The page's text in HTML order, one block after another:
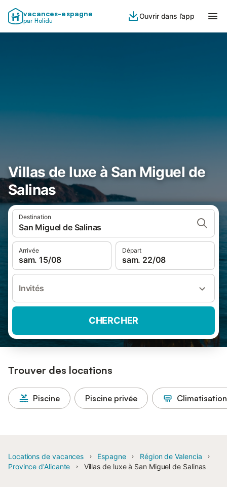
vacances-espagne
par Holidu
Ouvrir dans l’app
Villas de luxe à San Miguel de
Salinas
Destination
San Miguel de Salinas
Arrivée
sam. 15/08
Départ
sam. 22/08
Invités
CHERCHER
Trouver des locations
Piscine Piscine privée Climatisation
Locations de vacances Espagne
Région de Valencia
Province d'Alicante
Villas de luxe à San Miguel de Salinas